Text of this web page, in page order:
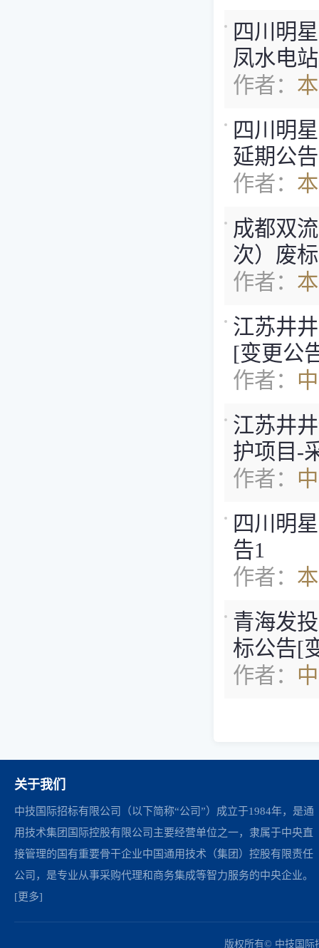
四川明
凤水电
作者：
四川明
延期公告
作者：
成都双
次）废
作者：
江苏井
[变更公
作者：
江苏井
护项目-
作者：
四川明
告1
作者：
青海发
标公告[
作者：
关于我们
中技国际招标有限公司（以下简称“公司”）成立于1984年，是通
用技术集团国际控股有限公司主要经营单位之一，隶属于中央直
接管理的国有重要骨干企业中国通用技术（集团）控股有限责任
公司，是专业从事采购代理和商务集成等智力服务的中央企业。
[更多]
版权所有© 中技国际